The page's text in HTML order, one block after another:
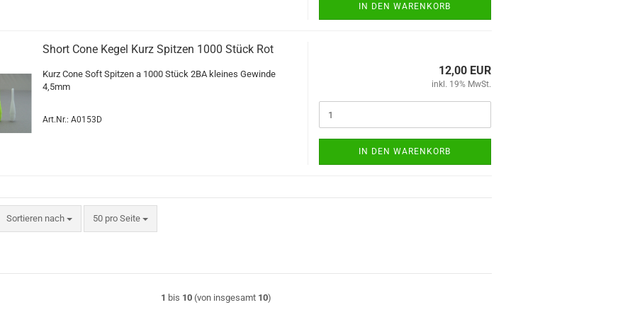
IN DEN WARENKORB
Short Cone Kegel Kurz Spit­zen 1000 Stück Rot
Kurz Cone Soft Spit­zen a 1000 Stück 2BA klei­nes Ge­win­de
4,5mm
Art.Nr.: A0153D
12,00 EUR
inkl. 19% MwSt.
IN DEN WARENKORB
Sortieren nach
Sortieren nach 50 pro Seite
pro Seite
1 bis 10(von insgesamt 10)